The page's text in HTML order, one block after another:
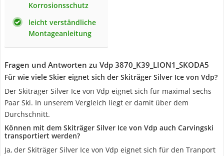
Korrosionsschutz
leicht verständliche
Montageanleitung
Fragen und Antworten zu Vdp 3870_K39_LION1_SKODA5
Für wie viele Skier eignet sich der Skiträger Silver Ice von Vdp?
Der Skiträger Silver Ice von Vdp eignet sich für maximal sechs
Paar Ski. In unserem Vergleich liegt er damit über dem
Durchschnitt.
Können mit dem Skiträger Silver Ice von Vdp auch Carvingski
transportiert werden?
Ja, der Skiträger Silver Ice von Vdp eignet sich für den Tranport